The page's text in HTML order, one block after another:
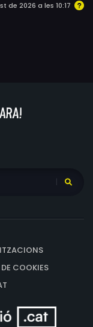
assassinant-lo.
2026 a les 10:17
COOKIES